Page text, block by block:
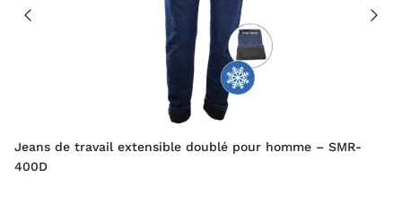
Jeans de travail extensible doublé pour homme – SMR-
400D